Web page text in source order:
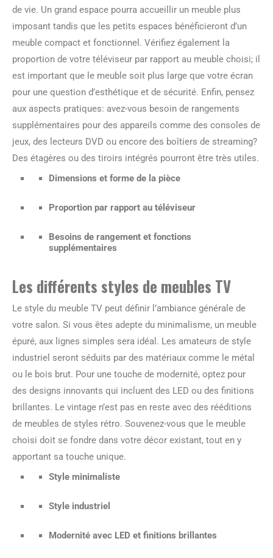
de vie. Un grand espace pourra accueillir un meuble plus
imposant tandis que les petits espaces bénéficieront d’un
meuble compact et fonctionnel. Vérifiez également la
proportion de votre téléviseur par rapport au meuble choisi; il
est important que le meuble soit plus large que votre écran
pour une question d’esthétique et de sécurité. Enfin, pensez
aux aspects pratiques: avez-vous besoin de rangements
supplémentaires pour des appareils comme des consoles de
jeux, des lecteurs DVD ou encore des boîtiers de streaming?
Des étagères ou des tiroirs intégrés pourront être très utiles.
Dimensions et forme de la pièce
Proportion par rapport au téléviseur
Besoins de rangement et fonctions
supplémentaires
Les différents styles de meubles TV
Le style du meuble TV peut définir l’ambiance générale de
votre salon. Si vous êtes adepte du minimalisme, un meuble
épuré, aux lignes simples sera idéal. Les amateurs de style
industriel seront séduits par des matériaux comme le métal
ou le bois brut. Pour une touche de modernité, optez pour
des designs innovants qui incluent des LED ou des finitions
brillantes. Le vintage n’est pas en reste avec des rééditions
de meubles de styles rétro. Souvenez-vous que le meuble
choisi doit se fondre dans votre décor existant, tout en y
apportant sa touche unique.
Style minimaliste
Style industriel
Modernité avec LED et finitions brillantes